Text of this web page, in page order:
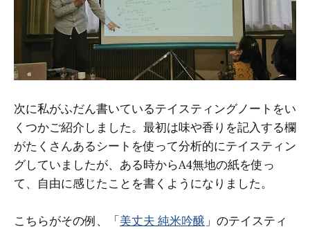
次に私がふだん書いているテイスティングノートをい
くつかご紹介しました。最初は味や香りを記入する欄
がたくさんあるシートを使って分析的にテイスティン
グしていましたが、ある時からA4無地の紙を使っ
て、自由に感じたことを書くようになりました。
こちらがその例、「美丈夫 純米吟醸 」のテイスティ